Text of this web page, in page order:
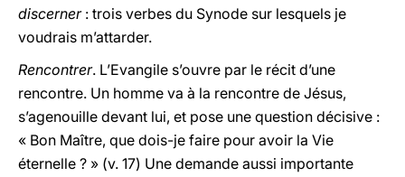
discerner : trois verbes du Synode sur lesquels je
voudrais m’attarder.
Rencontrer. L’Evangile s’ouvre par le récit d’une
rencontre. Un homme va à la rencontre de Jésus,
s’agenouille devant lui, et pose une question décisive :
« Bon Maître, que dois-je faire pour avoir la Vie
éternelle ? » (v. 17) Une demande aussi importante